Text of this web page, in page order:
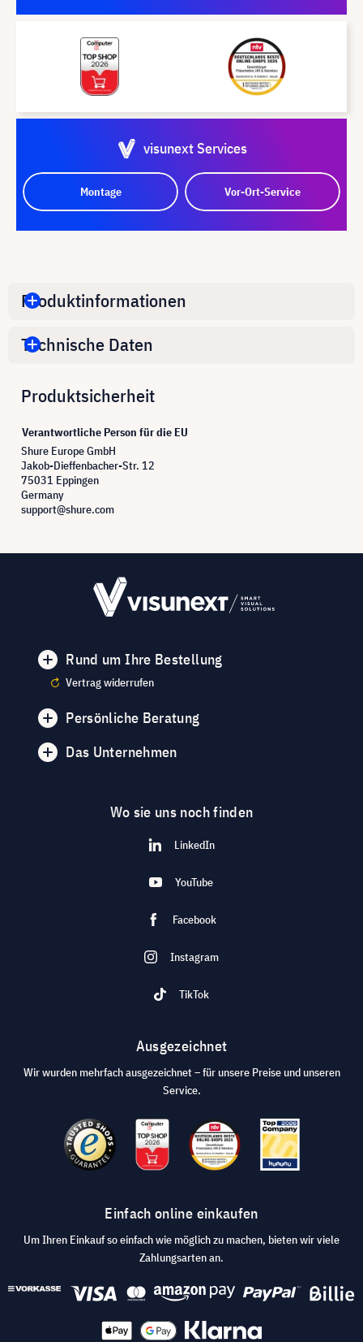
visunext Services
Montage Vor-Ort-Service
Produktinformationen
Technische Daten
Produktsicherheit
Verantwortliche Person für die EU
Shure Europe GmbH
Jakob-Dieffenbacher-Str. 12
75031 Eppingen
Germany
support@shure.com
Rund um Ihre Bestellung
Vertrag widerrufen
Persönliche Beratung
Das Unternehmen
Wo sie uns noch finden
LinkedIn
YouTube
Facebook
Instagram
TikTok
Ausgezeichnet
Wir wurden mehrfach ausgezeichnet – für unsere Preise und unseren
Service.
Einfach online einkaufen
Um Ihren Einkauf so einfach wie möglich zu machen, bieten wir viele
Zahlungsarten an.